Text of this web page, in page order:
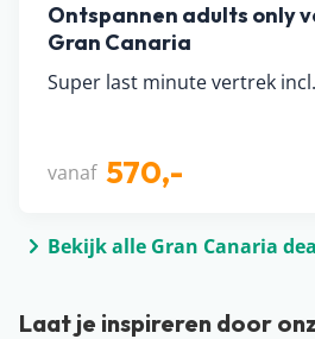
Ontspannen adults only
Gran Canaria
Super last minute vertrek
vanaf 570,-
Bekijk alle Gran Canaria
Laat je inspireren door